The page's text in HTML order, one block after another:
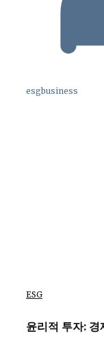
esgbusiness
ESG
윤리적 투자: